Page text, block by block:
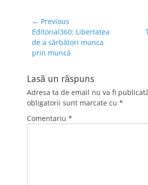
Navigare
în
articole
← Previous
Previous
post:
Editorial360: Libertatea
de a sărbători munca
prin muncă
Lasă un răspuns
Adresa ta de email nu va fi
obligatorii sunt marcate cu *
Comentariu *